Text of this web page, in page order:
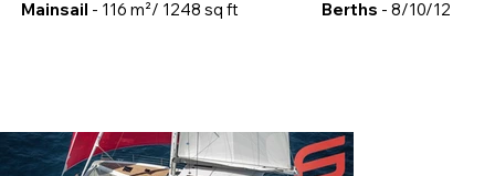
Mainsail - 116 m²/ 1248 sq ft Berths - 8/10/12